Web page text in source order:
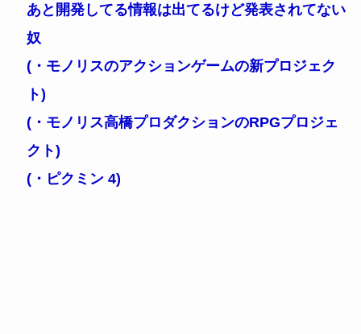
あと開発してる情報は出てるけど発表されてない
奴
(・モノリスのアクションゲームの新プロジェク
ト)
(・モノリス高橋プロダクションのRPGプロジェ
クト)
(・ピクミン 4)